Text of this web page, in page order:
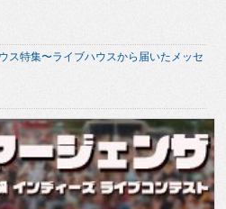
ス特集〜ライブハウスから届いたメッセ